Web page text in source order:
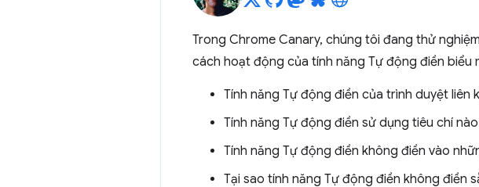
Trong Chrome Canary, chúng tôi đang thử
cách hoạt động của tính năng Tự động điền biểu
Tính năng Tự động điền của trình duyệt
Tính năng Tự động điền sử dụng tiêu chí
Tính năng Tự động điền không điền vào
Tại sao tính năng Tự động điền không điền